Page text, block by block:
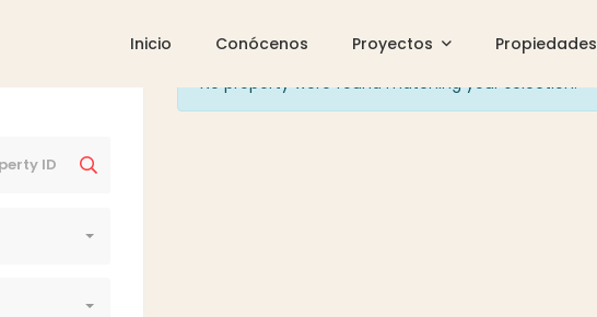
Inicio Conócenos Proyectos
Propiedades
No property were found matching your selection.